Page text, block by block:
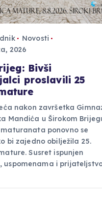
Novosti
2026
Bivši
proslavili 25
nakon završetka
Mandića u Širokom
ponovno se
bi zajedno obilježila 25.
Susret ispunjen
uspomenama i